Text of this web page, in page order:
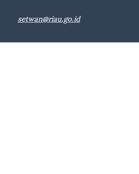
setwan@riau.go.id